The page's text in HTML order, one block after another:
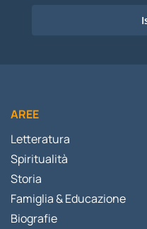
AREE
Letteratura
Spiritualità
Storia
Famiglia & Educazione
Biografie